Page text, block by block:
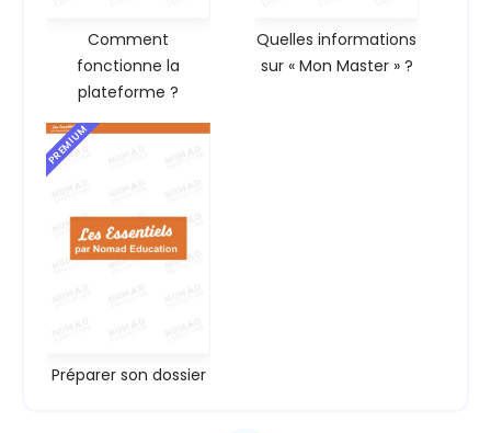
Comment
fonctionne la
plateforme ?
Quelles informations
sur « Mon Master » ?
PREMIUM
Préparer son dossier